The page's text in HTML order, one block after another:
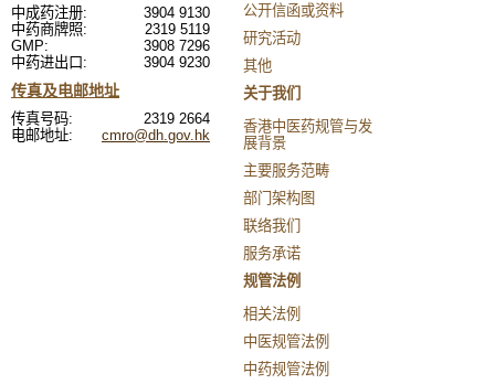
中成药注册:
3904 9130
中药商牌照:
2319 5119
GMP:
3908 7296
中药进出口:
3904 9230
传真及电邮地址
传真号码:
2319 2664
电邮地址:
cmro@dh.gov.hk
公开信函或资料
研究活动
其他
关于我们
香港中医药规管与发
展背景
主要服务范畴
部门架构图
联络我们
服务承诺
规管法例
相关法例
中医规管法例
中药规管法例